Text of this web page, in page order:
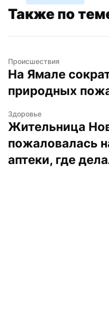
Также по
Происшествия
На Ямале
природных
Здоровье
Жительница
пожаловалась
аптеки, где